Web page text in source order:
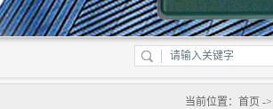
当前位置： 首页 ->